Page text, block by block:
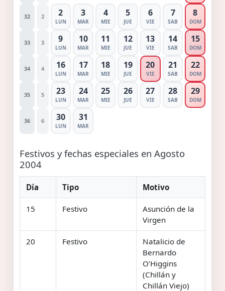
32 2 2
LUN
3
MAR
4
MIE
5
JUE
6
VIE
7
SAB
8
DOM
33 3 9
LUN
10
MAR
11
MIE
12
JUE
13
VIE
14
SAB
15
DOM
34 4 16
LUN
17
MAR
18
MIE
19
JUE
20
VIE
21
SAB
22
DOM
35 5 23
LUN
24
MAR
25
MIE
26
JUE
27
VIE
28
SAB
29
DOM
36 6 30
LUN
31
MAR
Festivos y fechas especiales en Agosto
2004
Día Tipo Motivo
15 Festivo
Asunción de la
Virgen
20 Festivo
Natalicio de
Bernardo
O’Higgins
(Chillán y
Chillán Viejo)